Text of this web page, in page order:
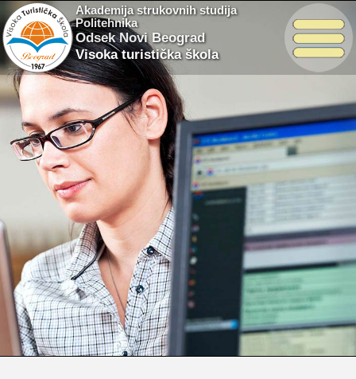
Akademija strukovnih studija
Politehnika
Odsek Novi Beograd
Visoka turistička škola